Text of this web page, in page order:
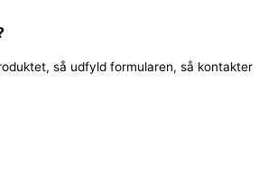
så udfyld formularen, så kontakter